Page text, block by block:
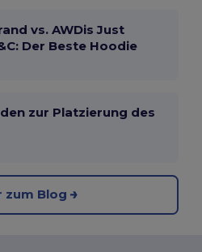
vs. AWDis Just
Der Beste Hoodie
zur Platzierung des
zum Blog